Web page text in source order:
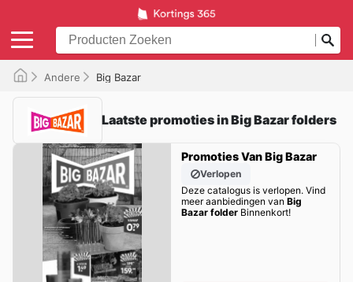
Andere Big Bazar
Laatste promoties in Big Bazar folders
Promoties Van Big Bazar
Verlopen
Deze catalogus is verlopen. Vind
meer aanbiedingen van Big
Bazar folderBinnenkort!